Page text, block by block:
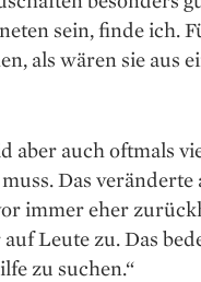
sein, finde ich.
als wären sie aus
aber auch oftmals
Das
immer eher
Leute zu. Das
zu suchen.“